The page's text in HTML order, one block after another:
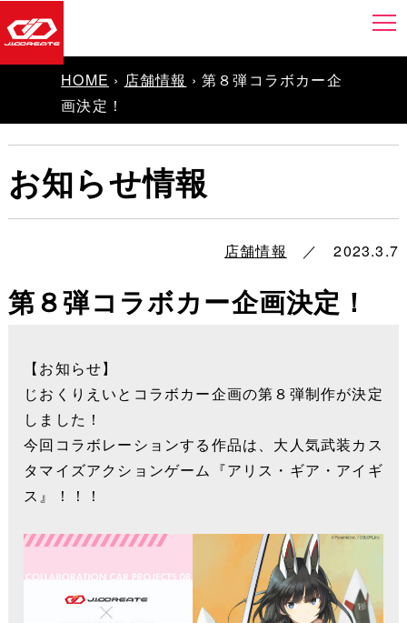
HOME › 店舗情報 › 第８弾コラボカー企
画決定！
お知らせ情報
店舗情報 ／ 2023.3.7
第８弾コラボカー企画決定！
【お知らせ】
じおくりえいとコラボカー企画の第８弾制作が決定
しました！
今回コラボレーションする作品は、大人気武装カス
タマイズアクションゲーム『アリス・ギア・アイギ
ス』！！！